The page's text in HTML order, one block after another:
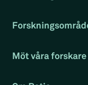
Rapportserie
Konkurrenskraft
Möt våra forskare
Myndigheten